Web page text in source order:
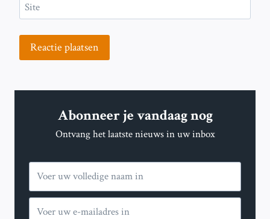
Site
Abonneer je vandaag nog
Ontvang het laatste nieuws in uw inbox